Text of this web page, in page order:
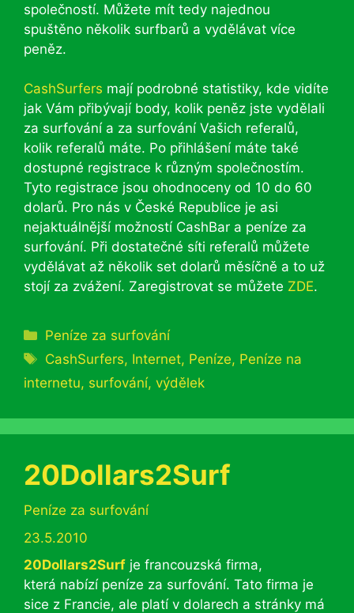
společností. Můžete mít tedy najednou
spuštěno několik surfbarů a vydělávat více
peněz.
CashSurfers mají podrobné statistiky, kde vidíte
jak Vám přibývají body, kolik peněz jste vydělali
za surfování a za surfování Vašich referalů,
kolik referalů máte. Po přihlášení máte také
dostupné registrace k různým společnostím.
Tyto registrace jsou ohodnoceny od 10 do 60
dolarů. Pro nás v České Republice je asi
nejaktuálnější možností CashBar a peníze za
surfování. Při dostatečné síti referalů můžete
vydělávat až několik set dolarů měsíčně a to už
stojí za zvážení. Zaregistrovat se můžete ZDE.
Rubriky
Peníze za surfování
Štítky
CashSurfers, Internet, Peníze, Peníze na
internetu, surfování, výdělek
20Dollars2Surf
Rubriky
Peníze za surfování
23.5.2010
20Dollars2Surf je francouzská firma,
která nabízí peníze za surfování. Tato firma je
sice z Francie, ale platí v dolarech a stránky má